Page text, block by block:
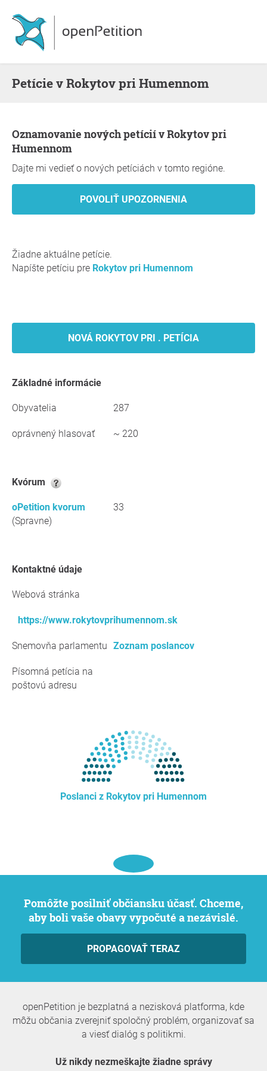
Petície v Rokytov pri Humennom
Oznamovanie nových petícií v Rokytov pri
Humennom
Dajte mi vedieť o nových petíciách v tomto regióne.
Žiadne aktuálne petície.
Napíšte petíciu pre Rokytov pri Humennom
NOVÁ ROKYTOV PRI . PETÍCIA
Základné informácie
Obyvatelia 287
oprávnený hlasovať ~ 220
kvórum
oPetition kvorum
(Spravne)
33
kontaktné údaje
Webová stránka
https://www.rokytovprihumennom.sk
Snemovňa parlamentu Zoznam poslancov
Písomná petícia na
poštovú adresu
Poslanci z Rokytov pri Humennom
Pomôžte posilniť občiansku účasť. Chceme,
aby boli vaše obavy vypočuté a nezávislé.
PROPAGOVAŤ TERAZ
openPetition je bezplatná a nezisková platforma, kde
môžu občania zverejniť spoločný problém, organizovať sa
a viesť dialóg s politikmi.
Už nikdy nezmeškajte žiadne správy